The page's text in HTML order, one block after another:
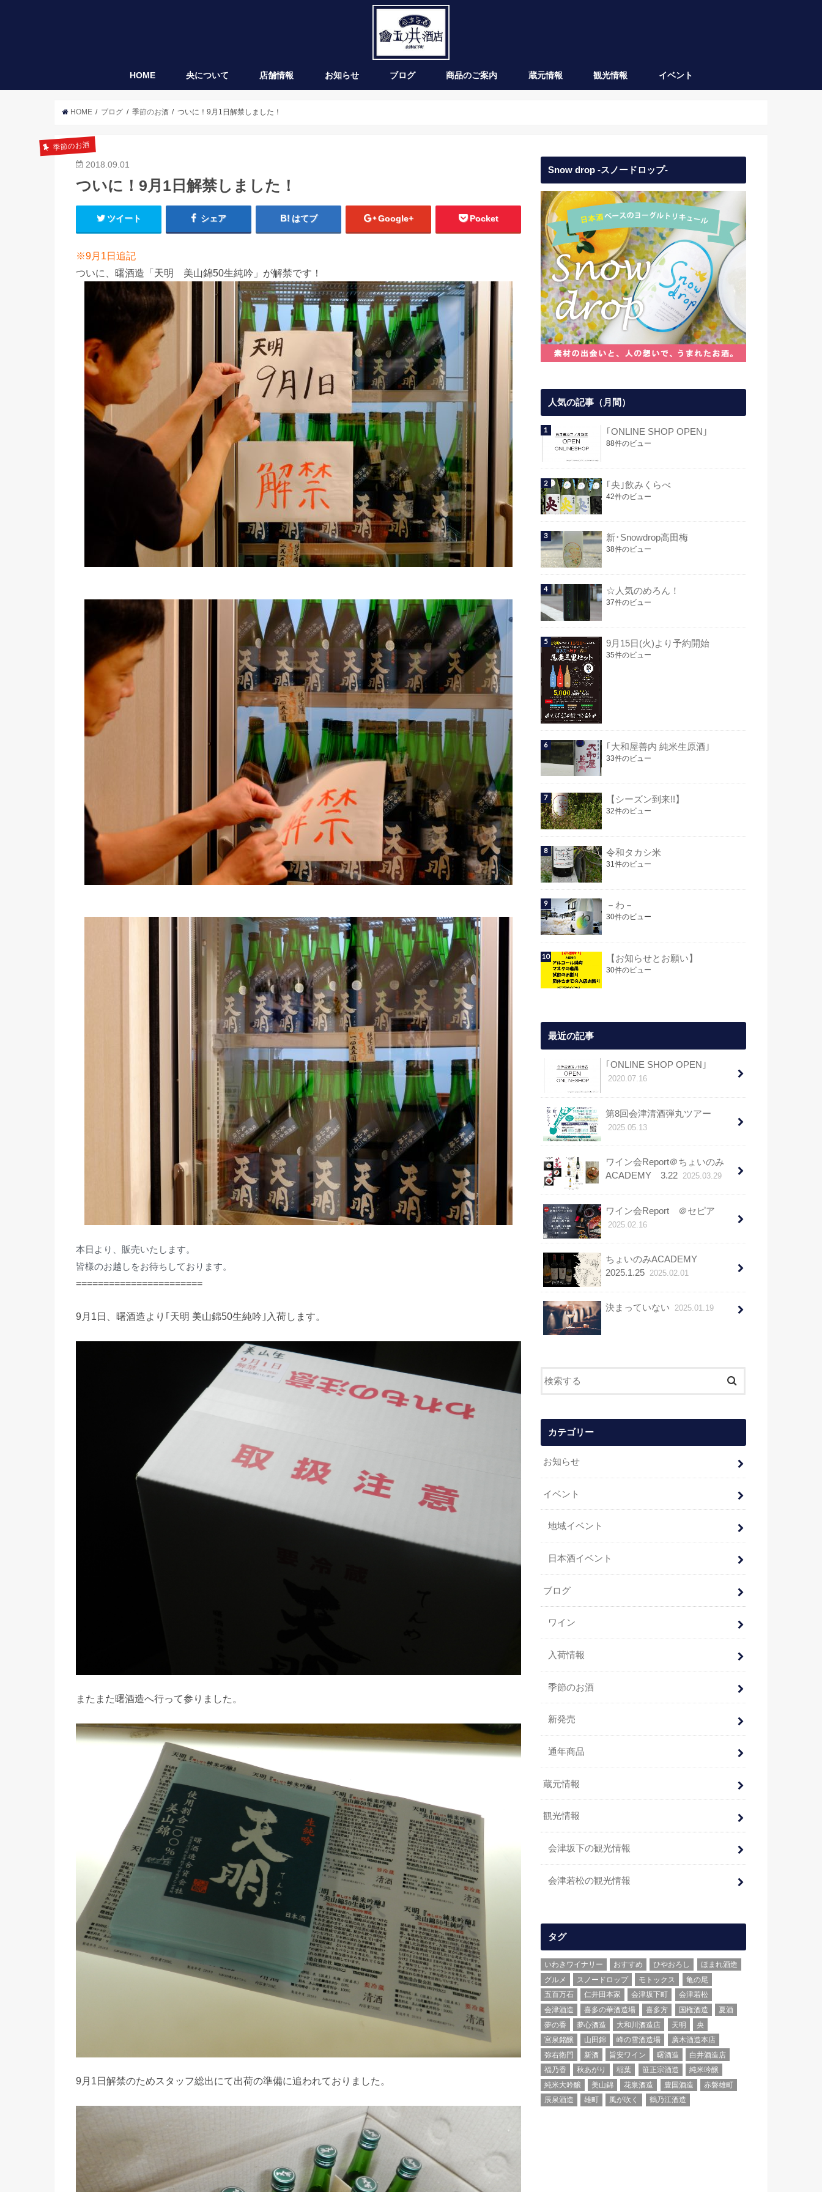
HOME 央について 店舗情報 お知らせ ブログ 商品のご案内 蔵元情報 観光情報 イベント
HOME ブログ 季節のお酒 ついに！9月1日解禁しました！
季節のお酒
2018.09.01
ついに！9月1日解禁しました！
ツイート シェア はてブ Google+ Pocket
※9月1日追記
ついに、曙酒造「天明 美山錦50生純吟」が解禁です！
本日より、販売いたします。
皆様のお越しをお待ちしております。
=======================
9月1日、曙酒造より｢天明 美山錦50生純吟｣入荷します。
またまた曙酒造へ行って参りました。
9月1日解禁のためスタッフ総出にて出荷の準備に追われておりました。
Snow drop -スノードロップ-
人気の記事（月間）
｢ONLINE SHOP OPEN｣
88件のビュー
｢央｣飲みくらべ
42件のビュー
新･Snowdrop高田梅
38件のビュー
☆人気のめろん！
37件のビュー
9月15日(火)より予約開始
35件のビュー
｢大和屋善内 純米生原酒｣
33件のビュー
【シーズン到来!!】
32件のビュー
令和タカシ米
31件のビュー
－わ－
30件のビュー
【お知らせとお願い】
30件のビュー
最近の記事
｢ONLINE SHOP OPEN｣
2020.07.16
第8回会津清酒弾丸ツアー
2025.05.13
ワイン会Report＠ちょいのみ
ACADEMY 3.22 2025.03.29
ワイン会Report ＠セピア
2025.02.16
ちょいのみACADEMY
2025.1.25 2025.02.01
決まっていない 2025.01.19
カテゴリー
お知らせ
イベント
地域イベント
日本酒イベント
ブログ
ワイン
入荷情報
季節のお酒
新発売
通年商品
蔵元情報
観光情報
会津坂下の観光情報
会津若松の観光情報
タグ
いわきワイナリー おすすめ ひやおろし
ほまれ酒造
グルメ
スノードロップ モトックス
亀の尾
五百万石
仁井田本家 会津坂下町
会津若松
会津酒造
喜多の華酒造場 喜多方 国権酒造
夏酒
夢の香
夢心酒造 大和川酒造店 天明
央
宮泉銘醸
山田錦 峰の雪酒造場
廣木酒造本店
弥右衛門
新酒 旨安ワイン 曙酒造
白井酒造店
福乃香
秋あがり 稲葉 笹正宗酒造
純米吟醸
純米大吟醸
美山錦 花泉酒造 豊国酒造
赤磐雄町
辰泉酒造
雄町 風が吹く 鶴乃江酒造